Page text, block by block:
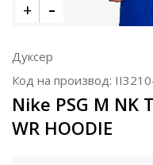
Дуксер
Код на производ:
Nike PSG M NK
WR HOODIE